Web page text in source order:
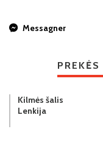
Messagner
Kilmės šalis
Lenkija